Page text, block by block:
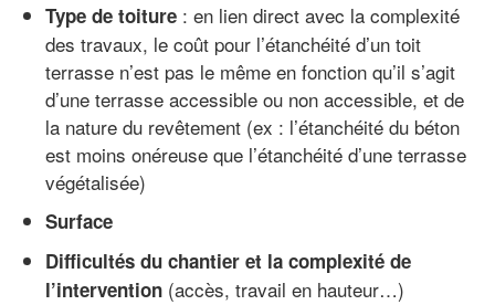
Type de toiture : en lien direct avec la complexité
des travaux, le coût pour l’étanchéité d’un toit
terrasse n’est pas le même en fonction qu’il s’agit
d’une terrasse accessible ou non accessible, et de
la nature du revêtement (ex : l’étanchéité du béton
est moins onéreuse que l’étanchéité d’une terrasse
végétalisée)
Surface
Difficultés du chantier et la complexité de
l’intervention (accès, travail en hauteur…)